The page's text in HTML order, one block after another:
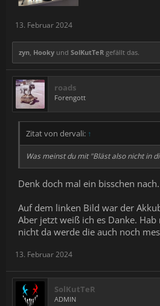
13. Februar 2024
zyn, Hooky und SolKutTeR gefällt das.
roads
Forengott
Zitat von dervali: ↑
Was meinst du mit "Bläst also nicht in
Denk doch mal ein bisschen nach.
Auf dem linken Bild war der
Aber jetzt weiß ich es Danke.
nicht da werde die auch noch
13. Februar 2024
SolKutTeR
ADMIN